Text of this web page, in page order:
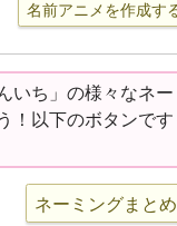
名前アニメを作成す
いち」の様々なネ
！以下のボタンで
ネーミングまとめ